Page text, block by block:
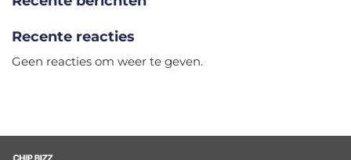
Recente reacties
Geen reacties om weer te geven.